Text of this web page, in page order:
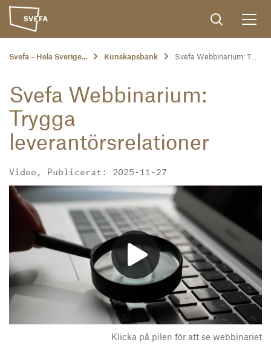
Svefa – Hela Sverige... Kunskapsbank Svefa Webbinarium: T...
Svefa Webbinarium:
Trygga
leverantörsrelationer
Video, Publicerat: 2025-11-27
Klicka på pilen för att se webbinariet